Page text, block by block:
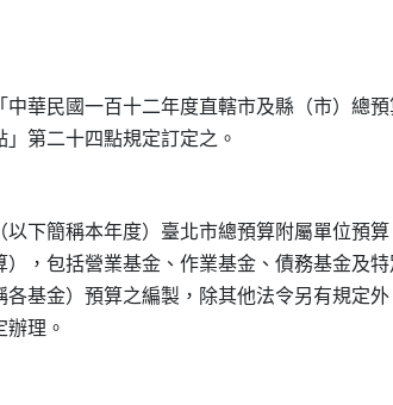
中華民國一百十二年度直轄市及縣（市）總預
以下簡稱本年度）臺北市總預算附屬單位預
），包括營業基金、作業基金、債務基金及
各基金）預算之編製，除其他法令另有規定